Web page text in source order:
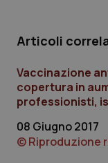
Campania
Emilia-
Friuli
Lazio
Car-T
Dermatite
Diabete &
Articoli
Vaccinazione
copertura in
professionisti,
08 Giugno 2017
© Riproduzione